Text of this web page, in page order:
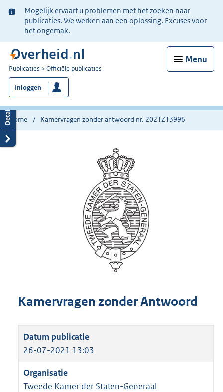
Ter
informatie:
Mogelijk ervaart u problemen met het zoeken naar
publicaties. We werken aan een oplossing. Excuses voor
het ongemak.
Menu
U
bent
nu
hier:
Publicaties Officiële publicaties
Inloggen
Home Kamervragen zonder antwoord nr. 2021Z13996
Kamervragen zonder Antwoord
26-07-2021 13:03
Tweede Kamer der Staten-Generaal